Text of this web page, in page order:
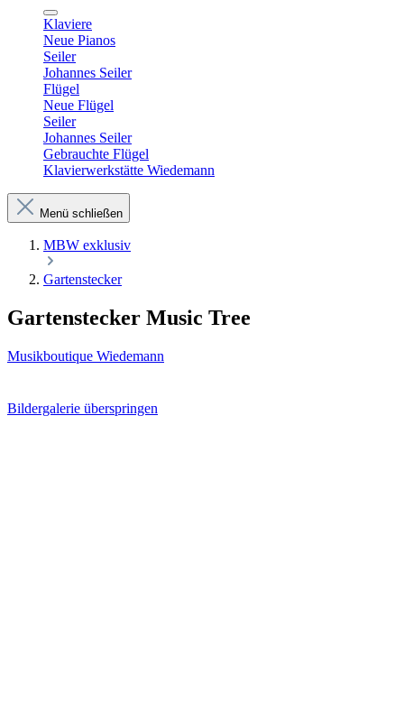
Klaviere
Neue Pianos
Seiler
Johannes Seiler
Flügel
Neue Flügel
Seiler
Johannes Seiler
Gebrauchte Flügel
Klavierwerkstätte Wiedemann
Menü schließen
MBW exklusiv
Gartenstecker
Gartenstecker Music Tree
Musikboutique Wiedemann
Bildergalerie überspringen